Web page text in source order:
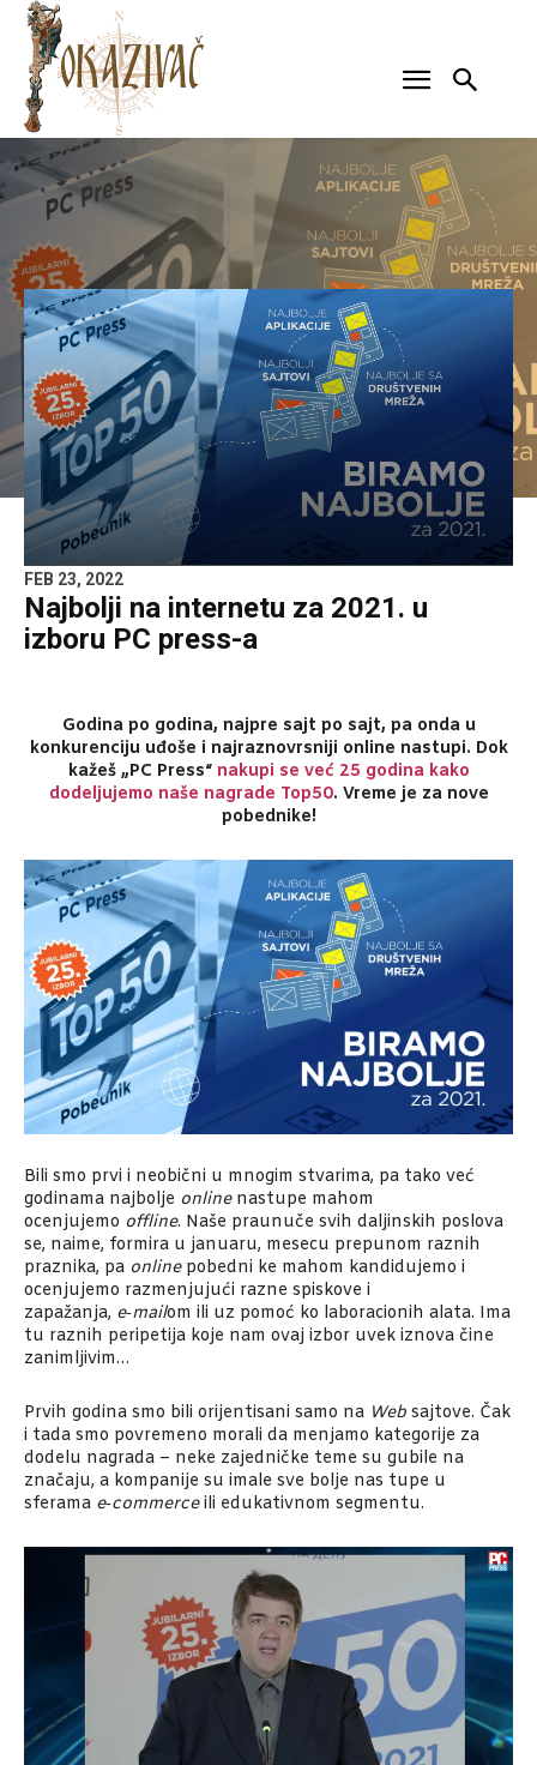
FEB 23, 2022
Najbolji na internetu za 2021. u
izboru PC press-a
Godina po godina, najpre sajt po sajt, pa onda u
konkurenciju uđoše i najraznovrsniji online nastupi. Dok
kažeš „PC Press“ nakupi se već 25 godina kako
dodeljujemo naše nagrade Top50. Vreme je za nove
pobednike!
Bili smo prvi i neobični u mnogim stvarima, pa tako već
godinama najbolje online nastu­pe mahom
ocenjujemo offline. Naše praunuče svih daljinskih poslova
se, naime, formira u januaru, mesecu prepunom raznih
praznika, pa online pobedni­ ke mahom kandidujemo i
ocenjujemo razmenjujući razne spiskove i
zapažanja, e‑mail­om ili uz pomoć ko­ laboracionih alata. Ima
tu raznih peripetija koje nam ovaj izbor uvek iznova čine
zanimljivim…
Prvih godina smo bili orijentisani samo na Web sajtove. Čak
i tada smo povremeno morali da menjamo kategorije za
dodelu nagrada – neke zajedničke teme su gubile na
značaju, a kompanije su imale sve bolje nas­ tupe u
sferama e‑commerceili edukativnom segmentu.